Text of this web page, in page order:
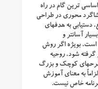
ترین گام در راه
محوری در طراحى
دستیابى به هدفهاى
آسانتر و
است، بویژه اگر روش
شود، روحیه
طرحهاى کوچک و بزرگ
به معناى آموزش
خاص نیست.